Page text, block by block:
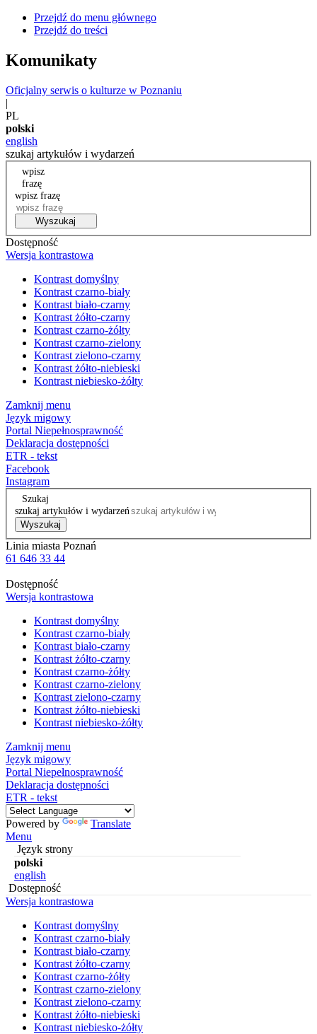
Przejdź do menu głównego
Przejdź do treści
Komunikaty
Oficjalny serwis o kulturze w Poznaniu
|
PL
polski
english
szukaj artykułów i wydarzeń
wpisz
frazę
wpisz frazę
Wyszukaj
Dostępność
Wersja kontrastowa
Kontrast domyślny
Kontrast czarno-biały
Kontrast biało-czarny
Kontrast żółto-czarny
Kontrast czarno-żółty
Kontrast czarno-zielony
Kontrast zielono-czarny
Kontrast żółto-niebieski
Kontrast niebiesko-żółty
Zamknij menu
Język migowy
Portal Niepełnosprawność
Deklaracja dostępności
ETR - tekst
Facebook
Instagram
Szukaj
szukaj artykułów i wydarzeń
Wyszukaj
Linia miasta Poznań
61 646 33 44
Dostępność
Wersja kontrastowa
Kontrast domyślny
Kontrast czarno-biały
Kontrast biało-czarny
Kontrast żółto-czarny
Kontrast czarno-żółty
Kontrast czarno-zielony
Kontrast zielono-czarny
Kontrast żółto-niebieski
Kontrast niebiesko-żółty
Zamknij menu
Język migowy
Portal Niepełnosprawność
Deklaracja dostępności
ETR - tekst
Powered by
Translate
Menu
Język strony
polski
english
Dostępność
Wersja kontrastowa
Kontrast domyślny
Kontrast czarno-biały
Kontrast biało-czarny
Kontrast żółto-czarny
Kontrast czarno-żółty
Kontrast czarno-zielony
Kontrast zielono-czarny
Kontrast żółto-niebieski
Kontrast niebiesko-żółty